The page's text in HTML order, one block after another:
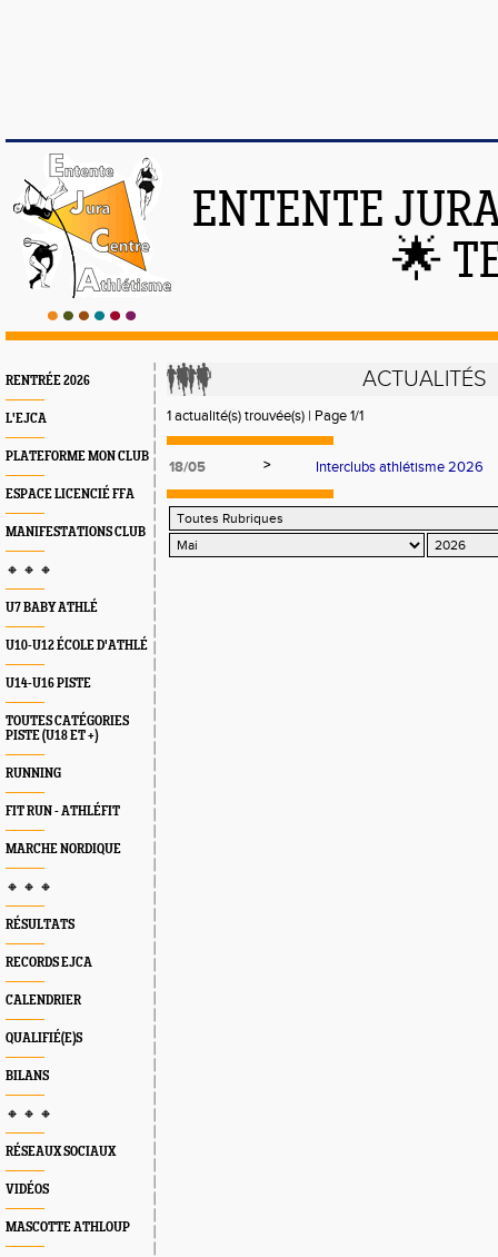
ENTENTE
🌟
RENTRÉE 2026
L'EJCA
PLATEFORME MON CLUB
ESPACE LICENCIÉ FFA
MANIFESTATIONS CLUB
🔸 🔸 🔸
U7 BABY ATHLÉ
U10-U12 ÉCOLE D'ATHLÉ
U14-U16 PISTE
TOUTES CATÉGORIES
PISTE (U18 ET +)
RUNNING
FIT RUN - ATHLÉFIT
MARCHE NORDIQUE
🔸 🔸 🔸
RÉSULTATS
RECORDS EJCA
CALENDRIER
QUALIFIÉ(E)S
BILANS
🔸 🔸 🔸
RÉSEAUX SOCIAUX
VIDÉOS
MASCOTTE ATHLOUP
ACTUALITÉS
1 actualité(s) trouvée(s) | Page 1/1
18/05 > Interclubs athlétisme 2026